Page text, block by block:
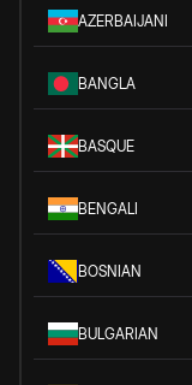
AZERBAIJANI
BANGLA
BASQUE
BENGALI
BOSNIAN
BULGARIAN